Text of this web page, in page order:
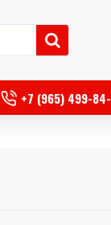
+7 (965) 499-